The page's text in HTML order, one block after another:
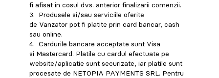
fi afisat in cosul dvs. anterior finalizarii comenzii.
3. Produsele si/sau serviciile oferite
de Vanzator pot fi platite prin card bancar, cash
sau online.
4. Cardurile bancare acceptate sunt Visa
si Mastercard. Platile cu cardul efectuate pe
website/aplicatie sunt securizate, iar platile sunt
procesate de NETOPIA PAYMENTS SRL. Pentru